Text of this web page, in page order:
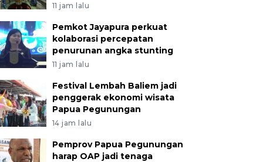
11 jam lalu
Pemkot Jayapura perkuat
kolaborasi percepatan
penurunan angka stunting
11 jam lalu
Festival Lembah Baliem jadi
penggerak ekonomi wisata
Papua Pegunungan
14 jam lalu
Pemprov Papua Pegunungan
harap OAP jadi tenaga